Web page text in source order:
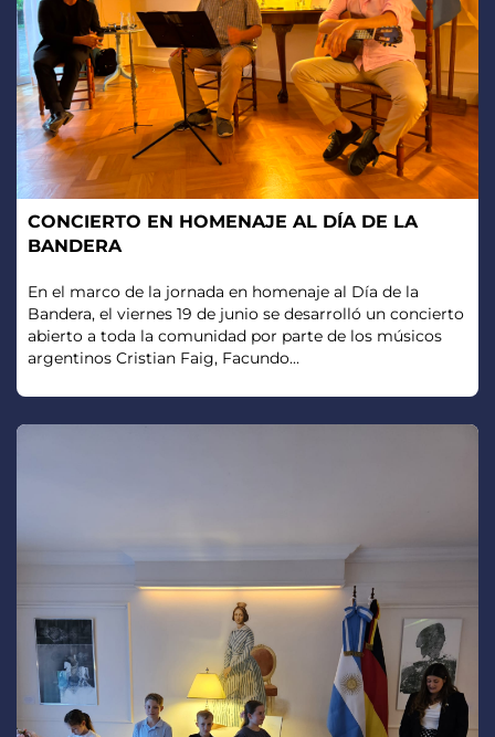
CONCIERTO EN HOMENAJE AL DÍA DE LA
BANDERA
En el marco de la jornada en homenaje al Día de la
Bandera, el viernes 19 de junio se desarrolló un concierto
abierto a toda la comunidad por parte de los músicos
argentinos Cristian Faig, Facundo...